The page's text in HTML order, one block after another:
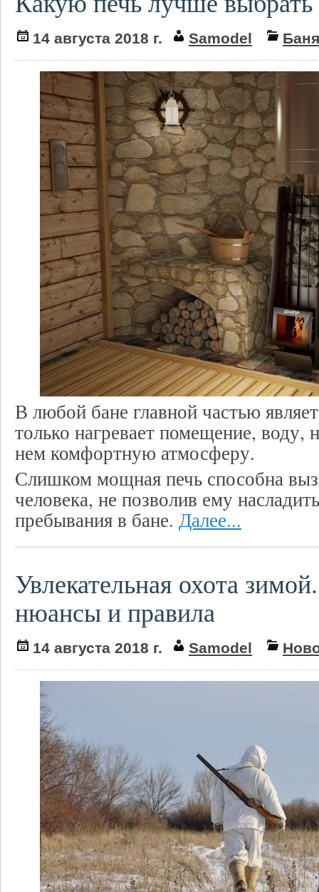
14 августа 2018 г. Samodel Баня
В любой бане главной частью
только нагревает помещение, воду,
нем комфортную атмосферу.
Слишком мощная печь способна
человека, не позволив ему
пребывания в бане. Далее...
Увлекательная охота
нюансы и правила
14 августа 2018 г. Samodel